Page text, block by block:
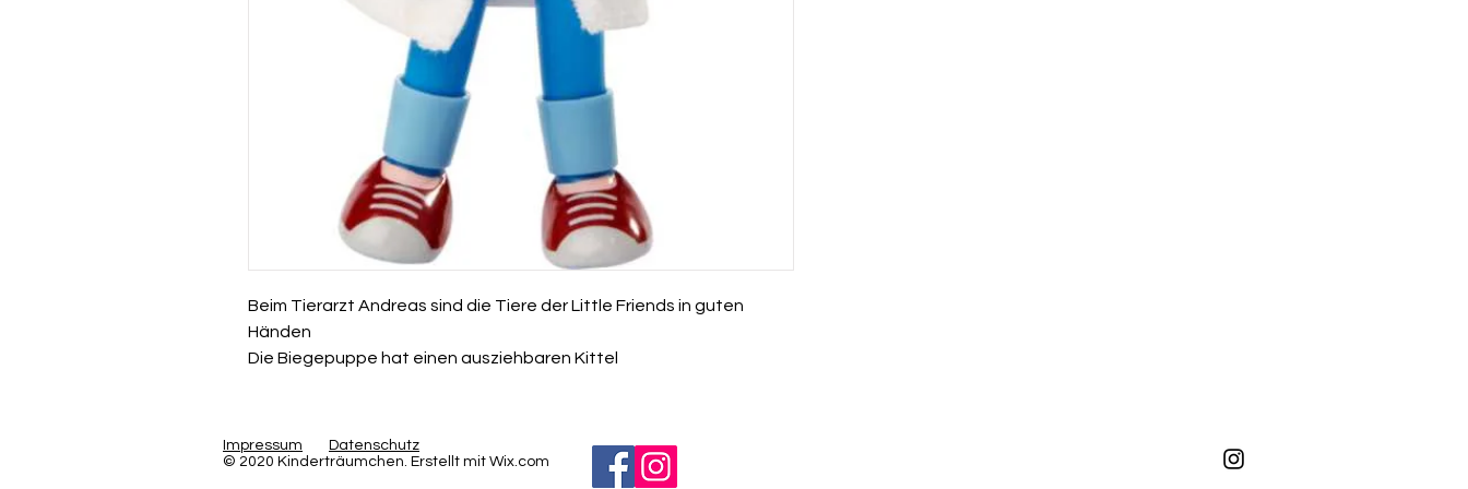
Beim Tierarzt Andreas sind die Tiere der Little Friends in guten
Händen
Die Biegepuppe hat einen ausziehbaren Kittel
Impressum
Datenschutz
© 2020 Kinderträumchen. Erstellt mit Wix.com